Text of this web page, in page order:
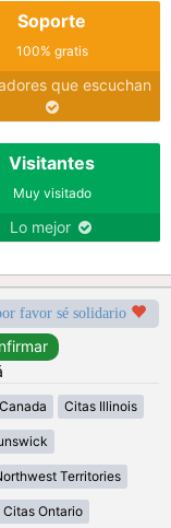
Soporte
100% gratis
que escuchan
Visitantes
Muy visitado
Lo mejor
favor sé solidario
Citas Illinois
Territories
Citas Ontario